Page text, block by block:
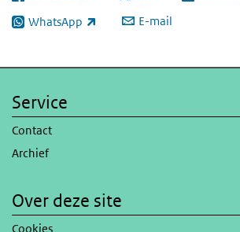
WhatsApp
(externe link) E-mail
Service
Contact
Archief
Over deze site
Cookies